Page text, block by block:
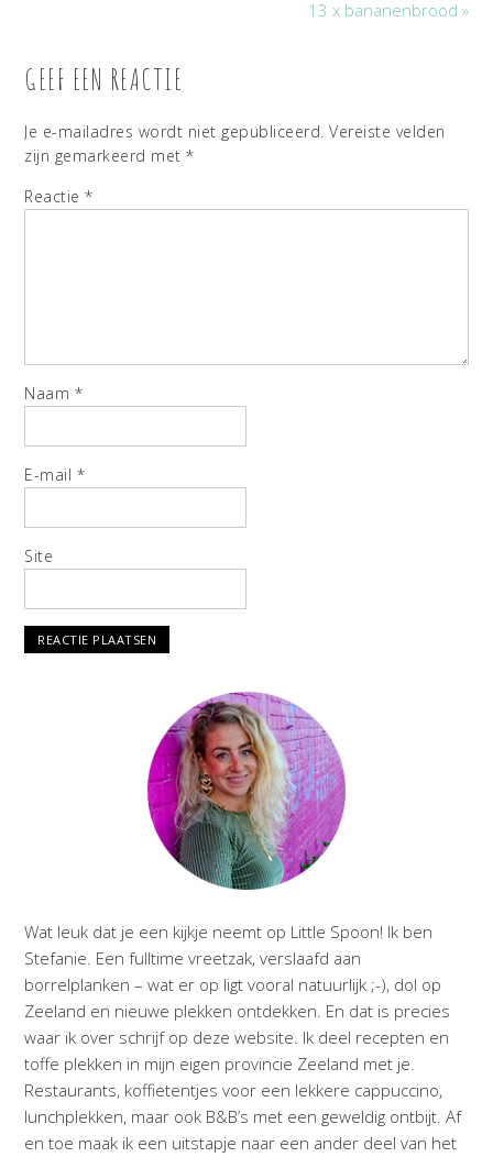
13 x bananenbrood »
GEEF EEN REACTIE
Je e-mailadres wordt niet gepubliceerd. Vereiste velden
zijn gemarkeerd met*
Reactie*
Naam *
E-mail *
Site
Wat leuk dat je een kijkje neemt op Little Spoon! Ik ben
Stefanie. Een fulltime vreetzak, verslaafd aan
borrelplanken – wat er op ligt vooral natuurlijk ;-), dol op
Zeeland en nieuwe plekken ontdekken. En dat is precies
waar ik over schrijf op deze website. Ik deel recepten en
toffe plekken in mijn eigen provincie Zeeland met je.
Restaurants, koffietentjes voor een lekkere cappuccino,
lunchplekken, maar ook B&B’s met een geweldig ontbijt. Af
en toe maak ik een uitstapje naar een ander deel van het